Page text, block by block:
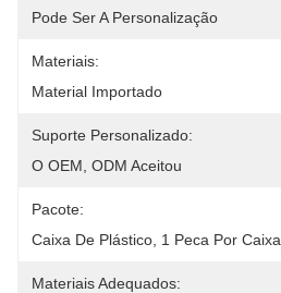
Pode Ser A Personalização
Materiais:
Material Importado
Suporte Personalizado:
O OEM, ODM Aceitou
Pacote:
Caixa De Plástico, 1 Peca Por Caixa
Materiais Adequados: